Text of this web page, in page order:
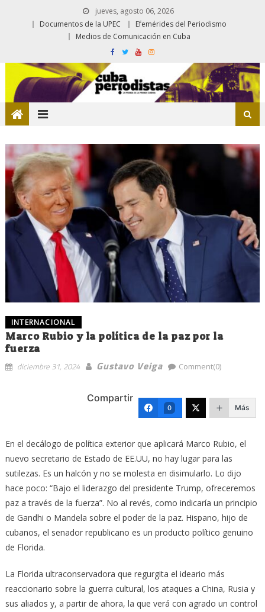
jueves, agosto 06, 2026
Documentos de la UPEC
Efemérides del Periodismo
Medios de Comunicación en Cuba
INTERNACIONAL
Marco Rubio y la política de la paz por la
fuerza
diciembre 31, 2024 Gustavo Veiga Comment(0)
Compartir
0 Más
En el decálogo de política exterior que aplicará Marco Rubio, el
nuevo secretario de Estado de EE.UU, no hay lugar para las
sutilezas. Es un halcón y no se molesta en disimularlo. Lo dijo
hace poco: “Bajo el liderazgo del presidente Trump, ofreceremos
paz a través de la fuerza”. No al revés, como indicaría un principio
de Gandhi o Mandela sobre el poder de la paz. Hispano, hijo de
cubanos, el senador republicano es un producto político genuino
de Florida.
La Florida ultraconservadora que regurgita el ideario más
reaccionario sobre la guerra cultural, los ataques a China, Rusia y
sus aliados y, a partir de ahora, la que verá con agrado un control